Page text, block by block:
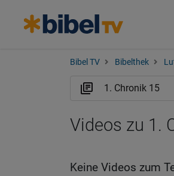
Bibel TV Bibelthek
Videos zu 1.
Keine Videos zum